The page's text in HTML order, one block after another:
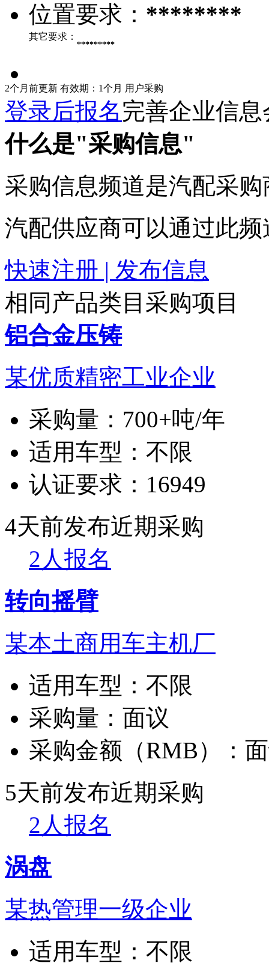
位置要求： ********
其它要求：
*********
2个月前更新 有效期：1个月 用户采购
登录后报名完善企业信
什么是"采购信息"
采购信息频道是汽配采
汽配供应商可以通过此
快速注册 | 发布信息
相同产品类目采购项目
铝合金压铸
某优质精密工业企业
采购量： 700+吨/年
适用车型： 不限
认证要求： 16949
4天前发布近期采购
2人报名
转向摇臂
某本土商用车主机厂
适用车型： 不限
采购量： 面议
采购金额（RMB）：
5天前发布近期采购
2人报名
涡盘
某热管理一级企业
适用车型： 不限